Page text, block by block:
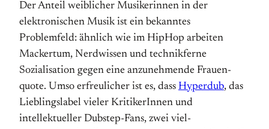
Der Anteil weiblicher Musikerinnen in der
elektronischen Musik ist ein bekanntes
Problemfeld: ähnlich wie im HipHop arbeiten
Macker­tum, Nerd­wissen und technikferne
Sozialisation gegen eine an­zunehmende Frauen­
quote. Umso erfreulicher ist es, dass Hyperdub, das
Lieblingslabel vieler KritikerInnen und
intellektueller Dubstep-Fans, zwei viel­